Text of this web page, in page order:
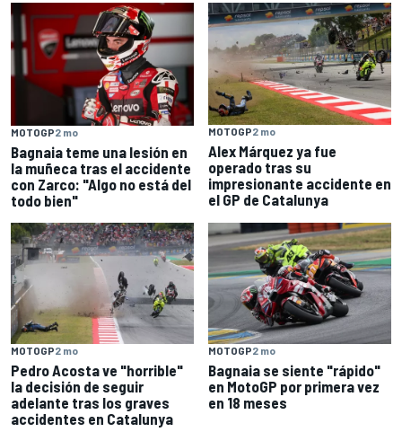
MOTOGP2 mo
Bagnaia teme una lesión en
la muñeca tras el accidente
con Zarco: "Algo no está del
todo bien"
MOTOGP2 mo
Alex Márquez ya fue
operado tras su
impresionante accidente en
el GP de Catalunya
MOTOGP2 mo
Pedro Acosta ve "horrible"
la decisión de seguir
adelante tras los graves
accidentes en Catalunya
MOTOGP2 mo
Bagnaia se siente "rápido"
en MotoGP por primera vez
en 18 meses